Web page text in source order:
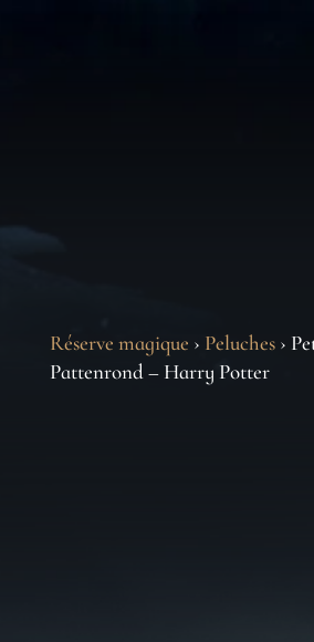
Réserve magique › Peluches›
Pattenrond – Harry Potter